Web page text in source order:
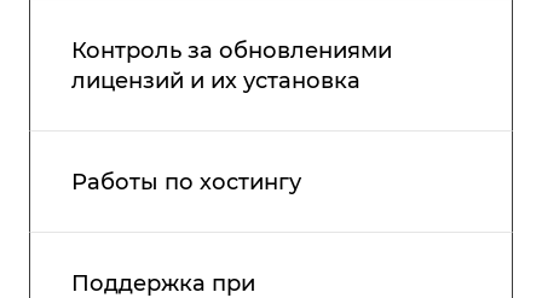
Контроль за обновлениями
лицензий и их установка
Работы по хостингу
Поддержка при